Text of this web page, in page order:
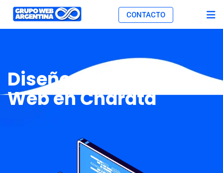
CONTACTO
Diseño de Páginas
Web en Charata